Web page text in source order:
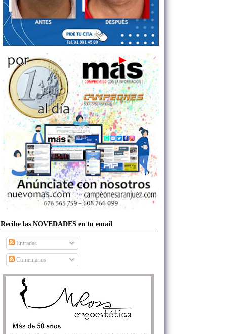
Recibe las NOVEDADES en tu email
Entradas
Comentarios